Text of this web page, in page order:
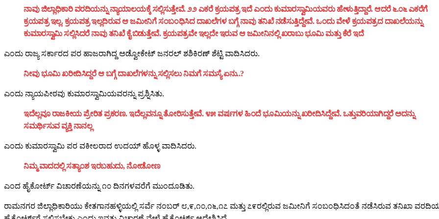
ನಾವು ಜಿಲ್ಲಾಧಿಕಾರಿ ವರದಿಯನ್ನು ನ್ಯಾಯಾಲಯಕ್ಕೆ ಸಲ್ಲಿಸುತ್ತೇವೆ. ೨೨ ಎಕರೆ ಕ್ರಯಪತ್ರ ಇದೆ ಎಂದು ಕುಮಾರಸ್ವಾಮಿಯವರು ಹೇಳುತ್ತಿದ್ದಾರೆ. ಆದರೆ ೬.೦೬ ಎಕರೆಗೆ
ಕ್ರಯಪತ್ರ ಇಲ್ಲ. ಕ್ರಯಪತ್ರ ಇಲ್ಲದಿರುವ ಆ ಜಮೀನಿಗೆ ಸಂಬಂಧಿಸಿದ ದಾಖಲೆಗಳ ಬಗ್ಗೆ ನಾವು ತನಿಖೆ ನಡೆಸುತ್ತಿದ್ದೇವೆ. ಒಂದು ವೇಳೆ ಕ್ರಯಪತ್ರದ ದಾಖಲೆಯನ್ನು
ಕುಮಾರಸ್ವಾಮಿ ಸಲ್ಲಿಸಿದರೆ ನಾವು ತನಿಖೆ ಕೈ ಬಿಡುತ್ತೇವೆ. ಕ್ರಯಪತ್ರವೇ ಇಲ್ಲದೇ ಇರುವ ಆ ಜಮೀನಿನಲ್ಲಿ ಖರಾಬು ಭೂಮಿ ಮತ್ತು ಕೆರೆ ಇದೆ
ಎಂದು ರಾಜ್ಯ ಸರ್ಕಾರದ ಪರ ಹಾಜರಾಗಿದ್ದ ಅಡ್ವೋಕೇಟ್‌ ಜನರಲ್‌ ಶಶಿಕಿರಣ್‌ ಶೆಟ್ಟಿ ವಾದಿಸಿದರು.
ನೀವು ಭೂಮಿ ಖರೀದಿಸಿದ್ದರೆ ಆ ಬಗ್ಗೆ ದಾಖಲೆಗಳನ್ನು ಸಲ್ಲಿಸಲು ನಿಮಗೆ ಸಮಸ್ಯೆ ಏನು..?
ಎಂದು ನ್ಯಾಯಪೀಠವು ಕುಮಾರಸ್ವಾಮಿಯವರನ್ನು ಪ್ರಶ್ನಿಸಿತು.
ಇದೆಲ್ಲವೂ ರಾಜಕೀಯ ಪ್ರೇರಿತ ಪ್ರಕರಣ. ಇದೆಲ್ಲವನ್ನೂ ತೋರಿಸುತ್ತೇವೆ. ೪೫ ವರ್ಷಗಳ ಹಿಂದೆ ಭೂಮಿಯನ್ನು ಖರೀದಿಸಿದ್ದೇವೆ. ಒತ್ತುವರಿಯಾಗಿದ್ದರೆ ಅದನ್ನು
ಸಮರ್ಥಿಸುವ ವ್ಯಕ್ತಿ ನಾನಲ್ಲ
ಎಂದು ಕುಮಾರಸ್ವಾಮಿ ಪರ ವಕೀಲರಾದ ಉದಯ್‌ ಹೊಳ್ಳ ವಾದಿಸಿದರು.
ನಿಮ್ಮ ವಾದದಲ್ಲಿ ಸತ್ಯಾಂಶ ಇರಬಹುದು, ನೋಡೋಣ
ಎಂದ ಹೈಕೋರ್ಟ್‌ ವಿಚಾರಣೆಯನ್ನು ೧೦ ದಿನಗಳವರೆಗೆ ಮುಂದೂಡಿತು.
ರಾಮನಗರ ಜಿಲ್ಲಾಧಿಕಾರಿಯು ಕೇತಗಾನಹಳ್ಳಿಯಲ್ಲಿ ಸರ್ವೆ ನಂಬರ್‌ ೮,೯,೧೦,೧೬,೧೭ ಮತ್ತು ೭೯ರಲ್ಲಿರುವ ಜಮೀನಿಗೆ ಸಂಬಂಧಿಸಿದಂತೆ ನಡೆಸಿರುವ ತನಿಖಾ